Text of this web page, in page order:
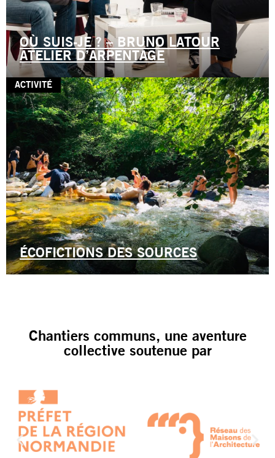
OÙ SUIS-JE ? – BRUNO LATOUR
ATELIER D’ARPENTAGE
ACTIVITÉ
ÉCOFICTIONS DES SOURCES
Chantiers communs, une aventure
collective soutenue par